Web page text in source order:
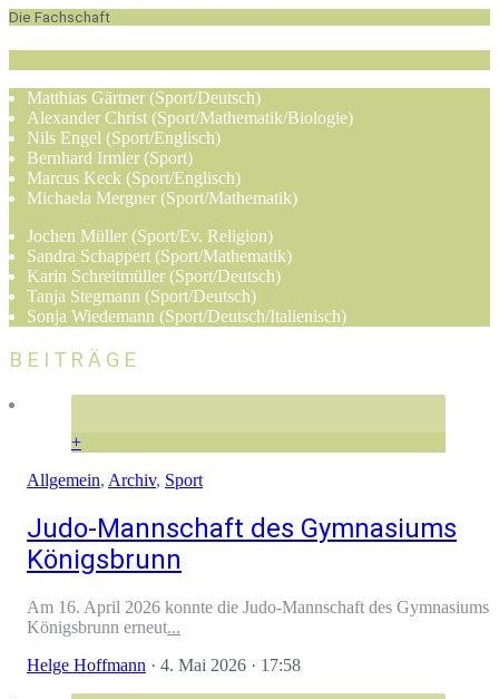
Die Fachschaft
Matthias Gärtner (Sport/Deutsch)
Alexander Christ (Sport/Mathematik/Biologie)
Nils Engel (Sport/Englisch)
Bernhard Irmler (Sport)
Marcus Keck (Sport/Englisch)
Michaela Mergner (Sport/Mathematik)
Jochen Müller (Sport/Ev. Religion)
Sandra Schappert (Sport/Mathematik)
Karin Schreitmüller (Sport/Deutsch)
Tanja Stegmann (Sport/Deutsch)
Sonja Wiedemann (Sport/Deutsch/Italienisch)
BEITRÄGE
+
Allgemein, Archiv, Sport
Judo-Mannschaft des Gymnasiums
Königsbrunn
Am 16. April 2026 konnte die Judo-Mannschaft des Gymnasiums
Königsbrunn erneut...
Helge Hoffmann · 4. Mai 2026 · 17:58